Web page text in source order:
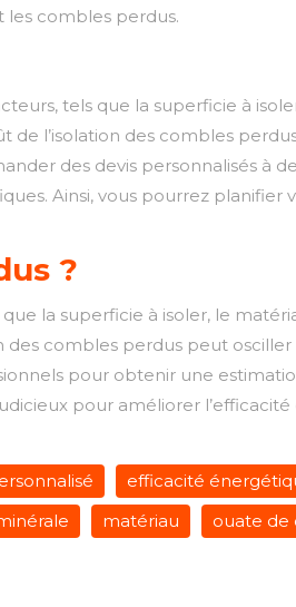
les combles perdus.
tels que la superficie à
de l’isolation des combles
des devis personnalisés à
Ainsi, vous pourrez planifier
?
la superficie à isoler, le
des combles perdus peut
pour obtenir une
pour améliorer
efficacité
matériau
ouate de